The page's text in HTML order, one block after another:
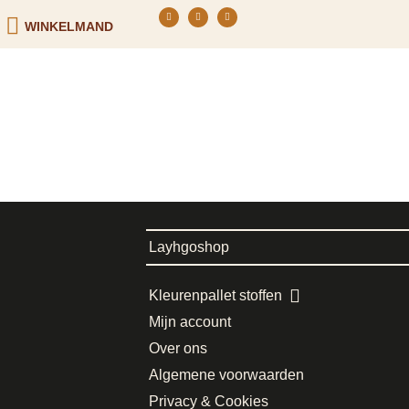
WINKELMAND
Layhgoshop
Kleurenpallet stoffen
Mijn account
Over ons
Algemene voorwaarden
Privacy & Cookies